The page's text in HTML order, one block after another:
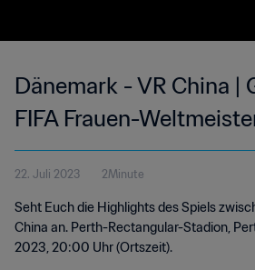
Dänemark - VR China |
FIFA Frauen-
Australien &
Highlights
22. Juli 2023 2Minute
Seht Euch die Highlights des Spiels
China an. Perth-Rectangular-Stadion,
2023, 20:00 Uhr (Ortszeit).